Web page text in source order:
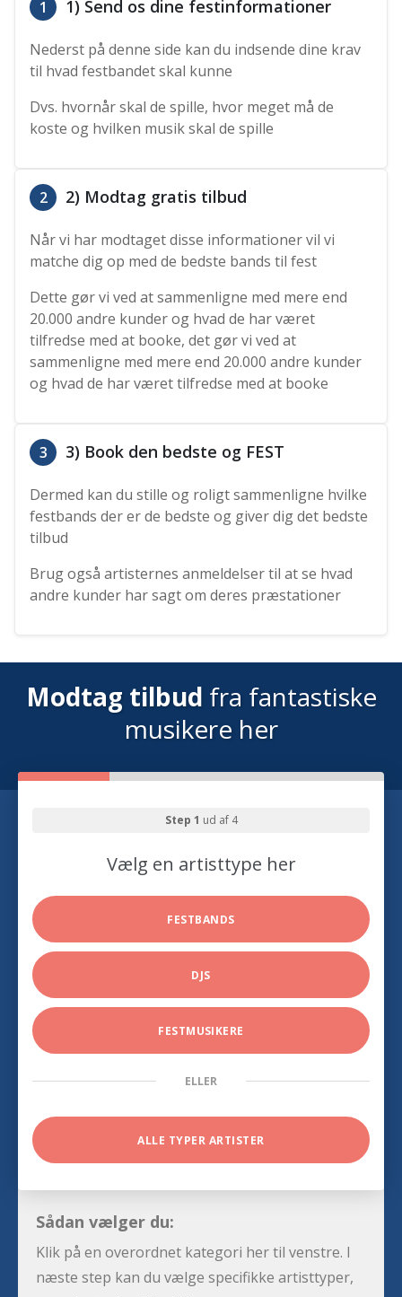
1 1) Send os dine festinformationer
Nederst på denne side kan du indsende dine krav
til hvad festbandet skal kunne
Dvs. hvornår skal de spille, hvor meget må de
koste og hvilken musik skal de spille
2 2) Modtag gratis tilbud
Når vi har modtaget disse informationer vil vi
matche dig op med de bedste bands til fest
Dette gør vi ved at sammenligne med mere end
20.000 andre kunder og hvad de har været
tilfredse med at booke, det gør vi ved at
sammenligne med mere end 20.000 andre kunder
og hvad de har været tilfredse med at booke
3 3) Book den bedste og FEST
Dermed kan du stille og roligt sammenligne hvilke
festbands der er de bedste og giver dig det bedste
tilbud
Brug også artisternes anmeldelser til at se hvad
andre kunder har sagt om deres præstationer
Modtag tilbud fra fantastiske
musikere her
Step 1 ud af 4
Vælg en artisttype her
FESTBANDS
DJS
FESTMUSIKERE
ELLER
ALLE TYPER ARTISTER
Sådan vælger du:
Klik på en overordnet kategori her til venstre. I
næste step kan du vælge specifikke artisttyper,